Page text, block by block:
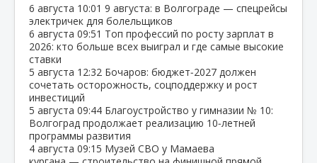
6 августа 10:01 9 августа: в Волгограде — спецрейсы
электричек для болельщиков
6 августа 09:51 Топ профессий по росту зарплат в
2026: кто больше всех выиграл и где самые высокие
ставки
5 августа 12:32 Бочаров: бюджет‑2027 должен
сочетать осторожность, соцподдержку и рост
инвестиций
5 августа 09:44 Благоустройство у гимназии № 10:
Волгоград продолжает реализацию 10‑летней
программы развития
4 августа 09:15 Музей СВО у Мамаева